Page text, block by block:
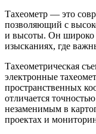
Тахеометр — это
позволяющий с
и высоты. Он широко
изысканиях, где
Тахеометрическая
электронные
пространственных
отличается
незаменимым в
проектах и